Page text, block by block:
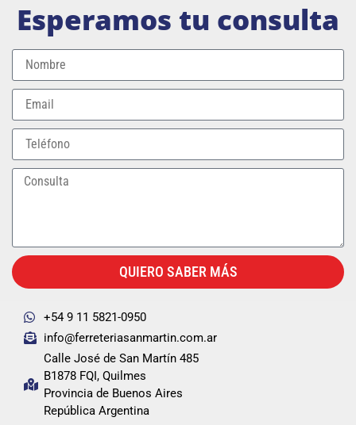
Esperamos tu consulta
QUIERO SABER MÁS
+54 9 11 5821-0950
info@ferreteriasanmartin.com.ar
Calle José de San Martín 485
B1878 FQI, Quilmes
Provincia de Buenos Aires
República Argentina